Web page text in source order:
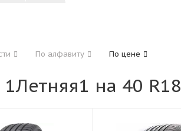
40 45 45 50 55
По алфавиту По цене
на 40 R18